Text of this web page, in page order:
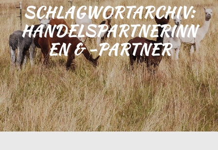
SCHLAGWORTARCHIV:
HANDELSPARTNERINN
EN & -PARTNER